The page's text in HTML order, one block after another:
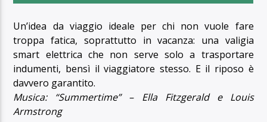
Un’idea da viaggio ideale per chi non vuole fare
troppa fatica, soprattutto in vacanza: una valigia
smart elettrica che non serve solo a trasportare
indumenti, bensì il viaggiatore stesso. E il riposo è
davvero garantito.
Musica: “Summertime” – Ella Fitzgerald e Louis
Armstrong